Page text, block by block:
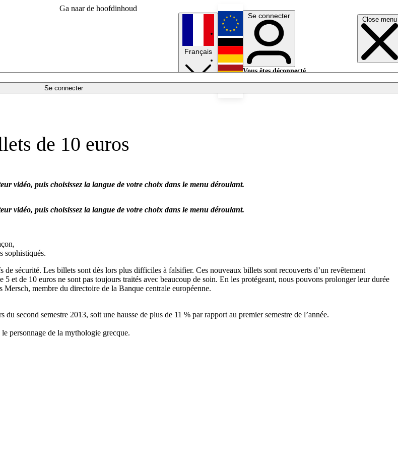
Ga naar de hoofdinhoud
Close menu
Se connecter
Français
English
Deutsch
Se connecter
Vous êtes déconnecté.
de 10 euros
vidéo, puis choisissez la langue de votre choix dans le menu déroulant.
vidéo, puis choisissez la langue de votre choix dans le menu déroulant.
sophistiqués.
de sécurité. Les billets sont dès lors plus difficiles à falsifier. Ces nouveaux billets sont recouverts d’un revêtement
5 et de 10 euros ne sont pas toujours traités avec beaucoup de soin. En les protégeant, nous pouvons prolonger leur durée
membre du directoire de la Banque centrale européenne.
du second semestre 2013, soit une hausse de plus de 11 % par rapport au premier semestre de l’année.
personnage de la mythologie grecque.